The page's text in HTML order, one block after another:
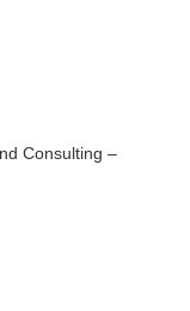
Consulting –